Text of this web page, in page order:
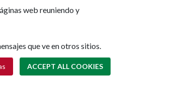
Política de privacidad
Mapa web
web reuniendo y
que ve en otros sitios.
ACCEPT ALL COOKIES
Withdraw consent